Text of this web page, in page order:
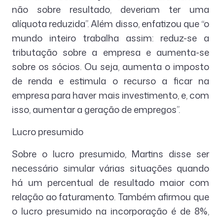
não sobre resultado, deveriam ter uma
alíquota reduzida”. Além disso, enfatizou que “o
mundo inteiro trabalha assim: reduz-se a
tributação sobre a empresa e aumenta-se
sobre os sócios. Ou seja, aumenta o imposto
de renda e estimula o recurso a ficar na
empresa para haver mais investimento, e, com
isso, aumentar a geração de empregos”.
Lucro presumido
Sobre o lucro presumido, Martins disse ser
necessário simular várias situações quando
há um percentual de resultado maior com
relação ao faturamento. Também afirmou que
o lucro presumido na incorporação é de 8%,